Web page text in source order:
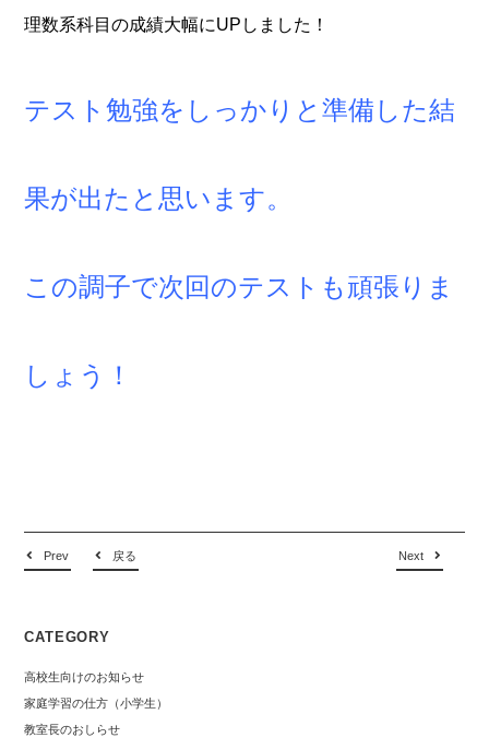
理数系科目の成績大幅にUPしました！
テスト勉強をしっかりと準備した結
果が出たと思います。
この調子で次回のテストも頑張りま
しょう！
Prev 戻る Next
CATEGORY
高校生向けのお知らせ
家庭学習の仕方（小学生）
教室長のおしらせ